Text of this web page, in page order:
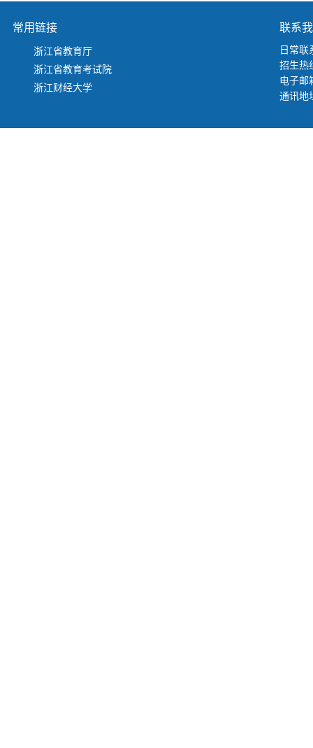
常用链接
浙江省教育厅
浙江省教育考试院
浙江财经大学
联系
日常联
招生热
电子邮
通讯地